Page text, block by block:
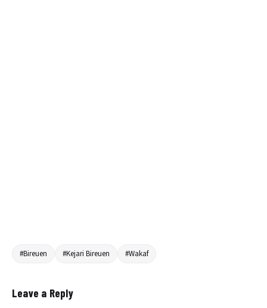
#Bireuen #Kejari Bireuen #Wakaf
Leave a Reply